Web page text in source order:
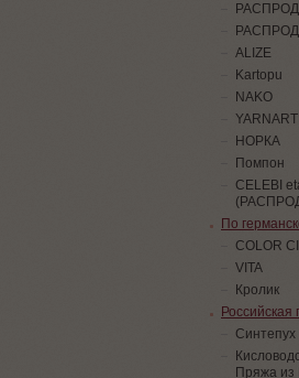
ALIZE
Kartopu
NAKO
YARNART
НОРКА
Помпон
СELEBI
По
COLOR
VITA
Кролик
Российская
Синтепух
Пряжа из